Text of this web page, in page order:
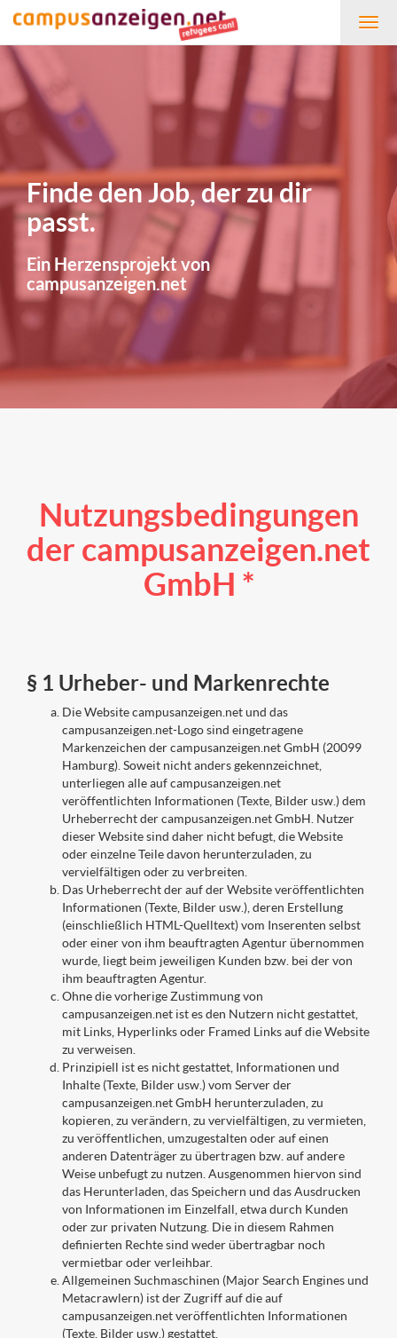
Finde den Job, der zu dir
passt.
Ein Herzensprojekt von
campusanzeigen.net
Nutzungsbedingungen
der campusanzeigen.net
GmbH *
§ 1 Urheber- und Markenrechte
Die Website campusanzeigen.net und das
campusanzeigen.net-Logo sind eingetragene
Markenzeichen der campusanzeigen.net GmbH (20099
Hamburg). Soweit nicht anders gekennzeichnet,
unterliegen alle auf campusanzeigen.net
veröffentlichten Informationen (Texte, Bilder usw.) dem
Urheberrecht der campusanzeigen.net GmbH. Nutzer
dieser Website sind daher nicht befugt, die Website
oder einzelne Teile davon herunterzuladen, zu
vervielfältigen oder zu verbreiten.
Das Urheberrecht der auf der Website veröffentlichten
Informationen (Texte, Bilder usw.), deren Erstellung
(einschließlich HTML-Quelltext) vom Inserenten selbst
oder einer von ihm beauftragten Agentur übernommen
wurde, liegt beim jeweiligen Kunden bzw. bei der von
ihm beauftragten Agentur.
Ohne die vorherige Zustimmung von
campusanzeigen.net ist es den Nutzern nicht gestattet,
mit Links, Hyperlinks oder Framed Links auf die Website
zu verweisen.
Prinzipiell ist es nicht gestattet, Informationen und
Inhalte (Texte, Bilder usw.) vom Server der
campusanzeigen.net GmbH herunterzuladen, zu
kopieren, zu verändern, zu vervielfältigen, zu vermieten,
zu veröffentlichen, umzugestalten oder auf einen
anderen Datenträger zu übertragen bzw. auf andere
Weise unbefugt zu nutzen. Ausgenommen hiervon sind
das Herunterladen, das Speichern und das Ausdrucken
von Informationen im Einzelfall, etwa durch Kunden
oder zur privaten Nutzung. Die in diesem Rahmen
definierten Rechte sind weder übertragbar noch
vermietbar oder verleihbar.
Allgemeinen Suchmaschinen (Major Search Engines und
Metacrawlern) ist der Zugriff auf die auf
campusanzeigen.net veröffentlichten Informationen
(Texte, Bilder usw.) gestattet.